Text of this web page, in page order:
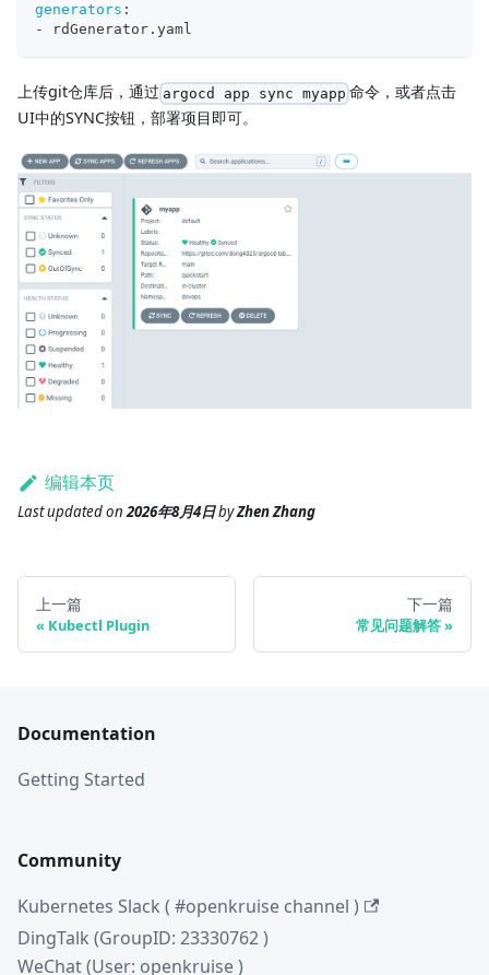
generators :
-
rdGenerator.yaml
上传git仓库后，通过 argocd app sync myapp 命令，或者点击
UI中的SYNC按钮，部署项目即可。
编辑本页
Last updatedon 2026年8月4日byZhen Zhang
上一篇
Kubectl Plugin
下一篇
常见问题解答
Documentation
Getting Started
Community
Kubernetes Slack ( #openkruise channel )
DingTalk (GroupID: 23330762 )
WeChat (User: openkruise )